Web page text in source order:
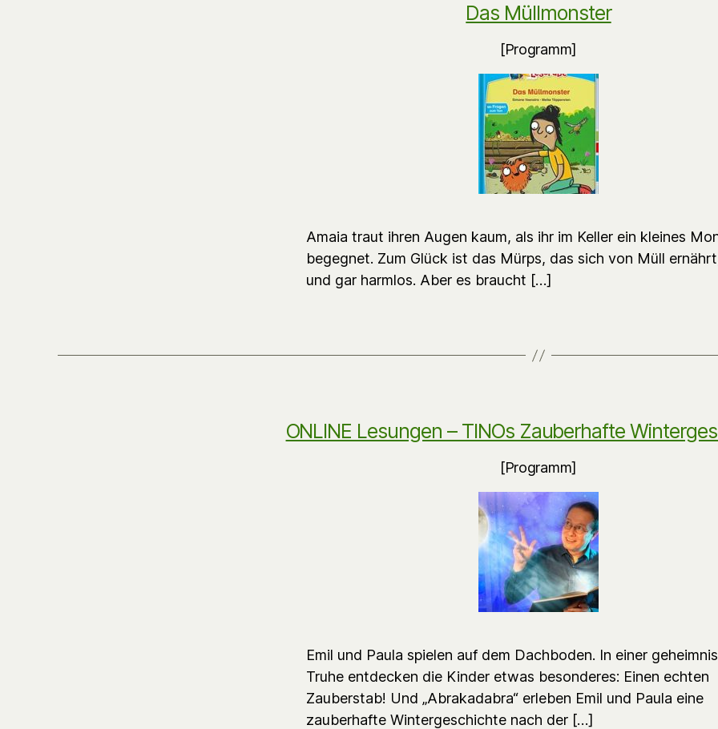
Das Müllmonster
[Programm]
Amaia traut ihren Augen kaum, als ihr im Keller ein kleines
begegnet. Zum Glück ist das Mürps, das sich von Müll
und gar harmlos. Aber es braucht […]
ONLINE Lesungen – TINOs Zauberhafte
[Programm]
Emil und Paula spielen auf dem Dachboden. In einer
Truhe entdecken die Kinder etwas besonderes: Einen echten
Zauberstab! Und „Abrakadabra“ erleben Emil und Paula eine
zauberhafte Wintergeschichte nach der […]